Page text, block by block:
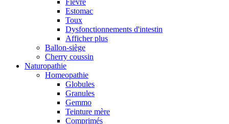
Estomac
Toux
Dysfonctionnements d'intestin
Afficher plus
Ballon-siège
Cherry coussin
Naturopathie
Homeopathie
Globules
Granules
Gemmo
Teinture mère
Comprimés